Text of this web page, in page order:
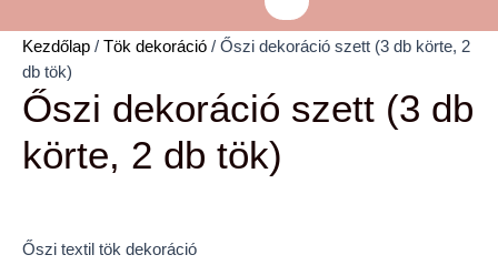
Kezdőlap / Tök dekoráció / Őszi dekoráció szett (3 db körte, 2
db tök)
Őszi dekoráció szett (3 db
körte, 2 db tök)
Őszi textil tök dekoráció